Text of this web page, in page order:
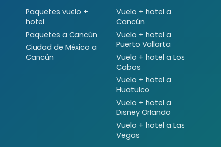
Paquetes vuelo +
hotel
Paquetes a Cancún
Ciudad de México a
Cancún
Vuelo + hotel a
Cancún
Vuelo + hotel a
Puerto Vallarta
Vuelo + hotel a Los
Cabos
Vuelo + hotel a
Huatulco
Vuelo + hotel a
Disney Orlando
Vuelo + hotel a Las
Vegas